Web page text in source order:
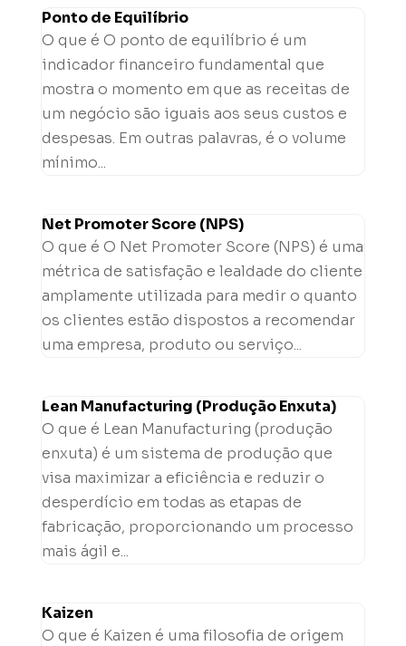
Ponto de Equilíbrio
O que é O ponto de equilíbrio é um
indicador financeiro fundamental que
mostra o momento em que as receitas de
um negócio são iguais aos seus custos e
despesas. Em outras palavras, é o volume
mínimo...
Net Promoter Score (NPS)
O que é O Net Promoter Score (NPS) é uma
métrica de satisfação e lealdade do cliente
amplamente utilizada para medir o quanto
os clientes estão dispostos a recomendar
uma empresa, produto ou serviço...
Lean Manufacturing (Produção Enxuta)
O que é Lean Manufacturing (produção
enxuta) é um sistema de produção que
visa maximizar a eficiência e reduzir o
desperdício em todas as etapas de
fabricação, proporcionando um processo
mais ágil e...
Kaizen
O que é Kaizen é uma filosofia de origem